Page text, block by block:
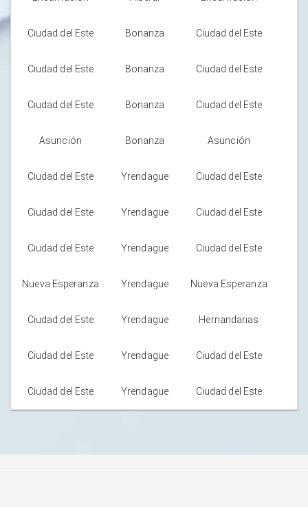
Ciudad del Este Bonanza Ciudad del Este
Ciudad del Este Bonanza Ciudad del Este
Ciudad del Este Bonanza Ciudad del Este
Asunción Bonanza Asunción
Ciudad del Este Yrendague Ciudad del Este
Ciudad del Este Yrendague Ciudad del Este
Ciudad del Este Yrendague Ciudad del Este
Nueva Esperanza Yrendague Nueva Esperanza
Ciudad del Este Yrendague Hernandarias
Ciudad del Este Yrendague Ciudad del Este
Ciudad del Este Yrendague Ciudad del Este